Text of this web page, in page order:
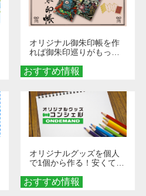
おすすめ情報
オリジナル御朱印帳を作
れば御朱印巡りがもっと
ダーメイドする魅力と選
び方
おすすめ情報
オリジナルグッズを個人
で1個から作る！安くて簡
秘訣